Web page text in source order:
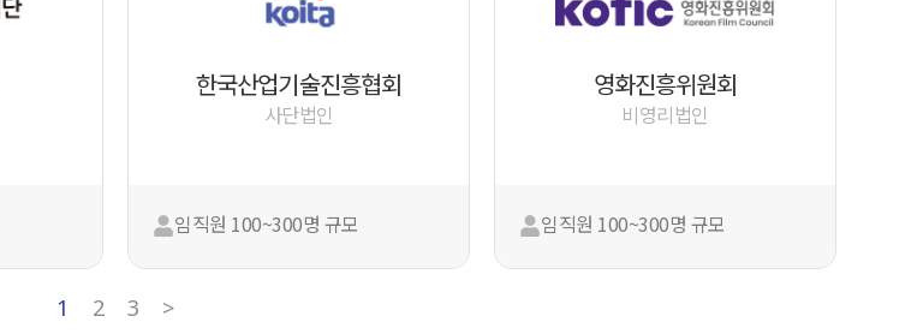
한국산업기술진흥협회
사단법인
임직원 100~300명 규모
영화진흥위원회
비영리법인
임직원 100~300명 규모
1 2 3 >